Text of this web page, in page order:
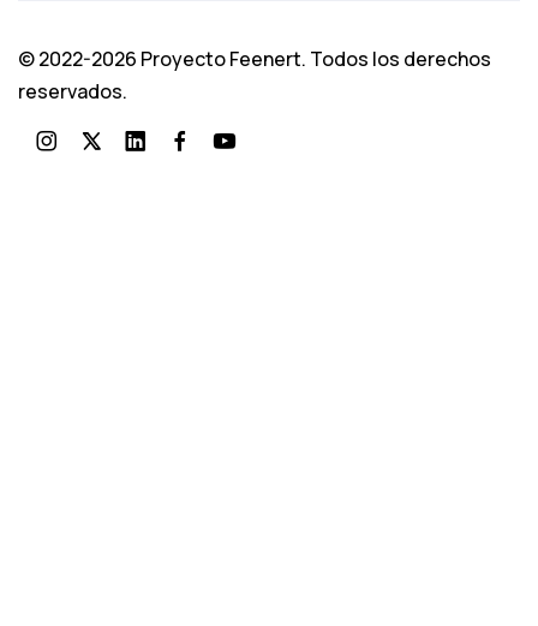
© 2022-2026 Proyecto Feenert. Todos los derechos
reservados.